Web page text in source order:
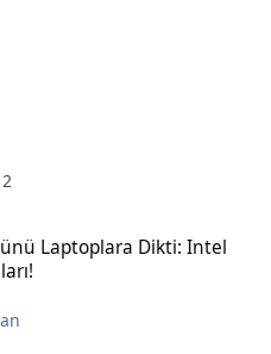
Laptoplara Dikti: Intel